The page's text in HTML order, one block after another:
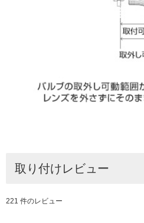
取り付けレビュー
221 件のレビュー